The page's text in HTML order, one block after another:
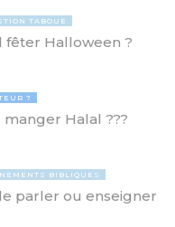
TABOUE
fêter Halloween ?
?
Halal ???
BIBLIQUES
parler ou enseigner